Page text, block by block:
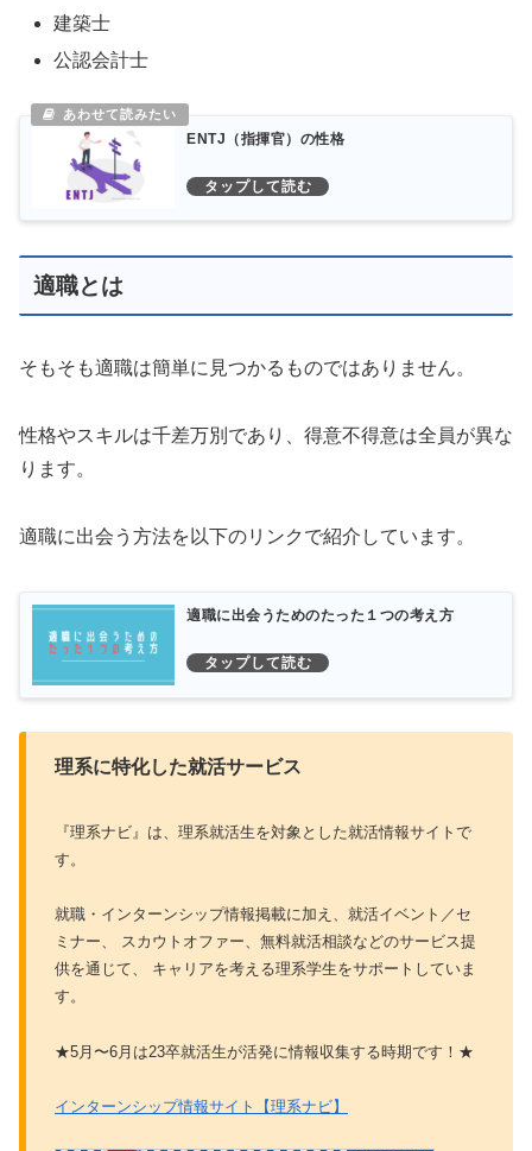
建築士
公認会計士
ENTJ（指揮官）の性格
適職とは
そもそも適職は簡単に見つかるものではありません。
性格やスキルは千差万別であり、得意不得意は全員が異な
ります。
適職に出会う方法を以下のリンクで紹介しています。
適職に出会うためのたった１つの考え方
理系に特化した就活サービス
『理系ナビ』は、理系就活生を対象とした就活情報サイトで
す。
就職・インターンシップ情報掲載に加え、就活イベント／セ
ミナー、 スカウトオファー、無料就活相談などのサービス提
供を通じて、 キャリアを考える理系学生をサポートしていま
す。
★5月〜6月は23卒就活生が活発に情報収集する時期です！★
インターンシップ情報サイト【理系ナビ】